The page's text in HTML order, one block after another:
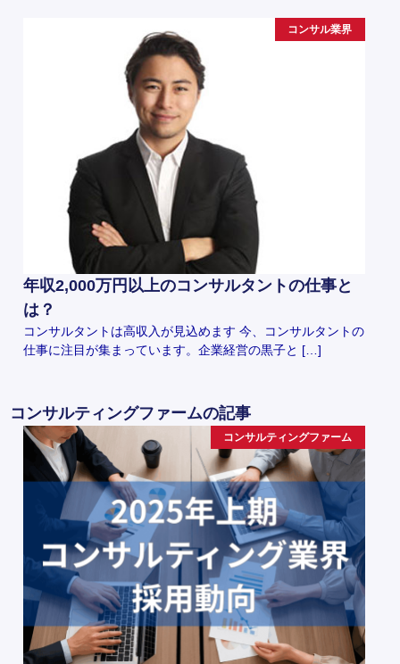
コンサル業界
年収2,000万円以上のコンサルタントの仕事と
は？
コンサルタントは高収入が見込めます 今、コンサルタントの
仕事に注目が集まっています。企業経営の黒子と […]
コンサルティングファームの記事
コンサルティングファーム